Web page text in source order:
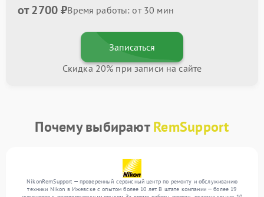
от 2700 ₽Время работы: от 30 мин
Записаться
Скидка 20% при записи на сайте
Почему выбираютRemSupport
NikonRemSupport — проверенный сервисный центр по ремонту и обслуживанию
техники Nikon в Ижевске с опытом более 10 лет. В штате компании — более 19